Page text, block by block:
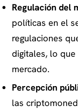
Regulación del
políticas en el
regulaciones
digitales, lo
mercado.
Percepción
las